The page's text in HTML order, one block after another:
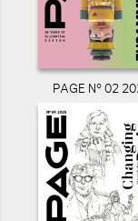
PAGE N° 02